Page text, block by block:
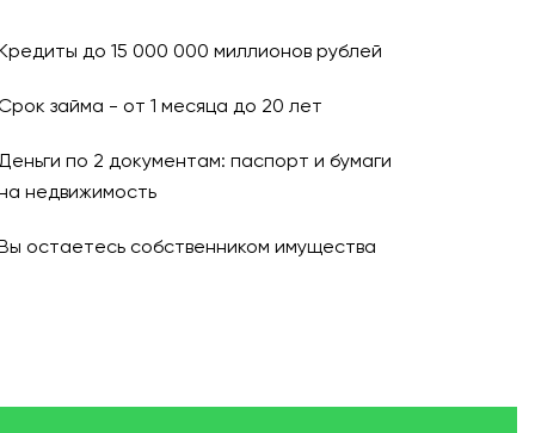
до 15 000 000 миллионов рублей
займа - от 1 месяца до 20 лет
по 2 документам: паспорт и бумаги
недвижимость
остаетесь собственником имущества